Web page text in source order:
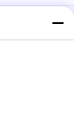
Aufkleber